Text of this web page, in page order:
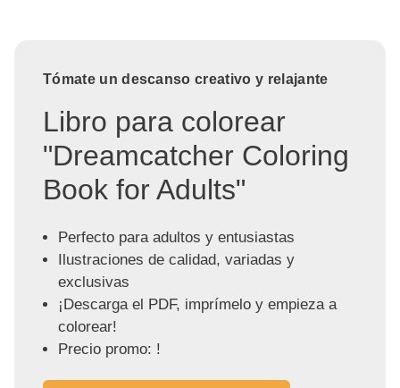
Tómate un descanso creativo y relajante
Libro para colorear
"Dreamcatcher Coloring
Book for Adults"
Perfecto para adultos y entusiastas
Ilustraciones de calidad, variadas y
exclusivas
¡Descarga el PDF, imprímelo y empieza a
colorear!
Precio promo: !